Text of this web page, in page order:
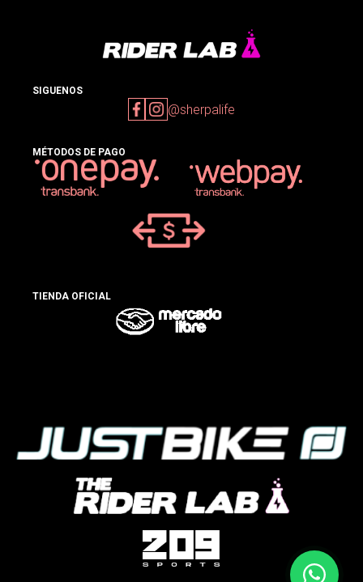
SIGUENOS
@sherpalife
MÉTODOS DE PAGO
TIENDA OFICIAL